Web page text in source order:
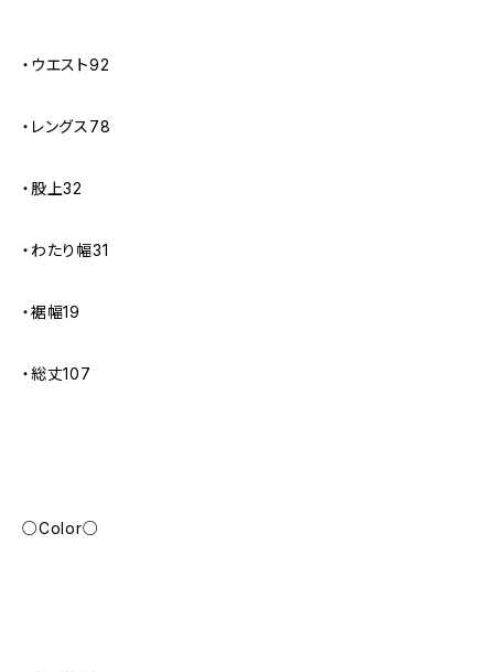
・ウエスト92
・レングス78
・股上32
・わたり幅31
・裾幅19
・総丈107
○Color○